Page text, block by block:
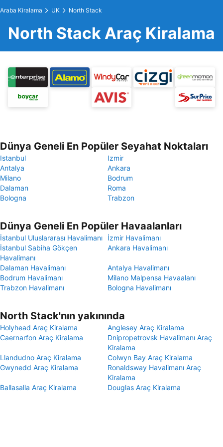
Araba Kiralama UK North Stack
North Stack Araç Kiralama
Dünya Geneli En Popüler Seyahat Noktaları
Istanbul
Izmir
Antalya
Ankara
Milano
Bodrum
Dalaman
Roma
Bologna
Trabzon
Dünya Geneli En Popüler Havaalanları
İstanbul Uluslararası Havalimanı
İzmir Havalimanı
İstanbul Sabiha Gökçen
Havalimanı
Ankara Havalimanı
Dalaman Havalimanı
Antalya Havalimanı
Bodrum Havalimanı
Milano Malpensa Havaalanı
Trabzon Havalimanı
Bologna Havalimanı
North Stack'nın yakınında
Holyhead Araç Kiralama
Anglesey Araç Kiralama
Caernarfon Araç Kiralama
Dnipropetrovsk Havalimanı Araç
Kiralama
Llandudno Araç Kiralama
Colwyn Bay Araç Kiralama
Gwynedd Araç Kiralama
Ronaldsway Havalimanı Araç
Kiralama
Ballasalla Araç Kiralama
Douglas Araç Kiralama